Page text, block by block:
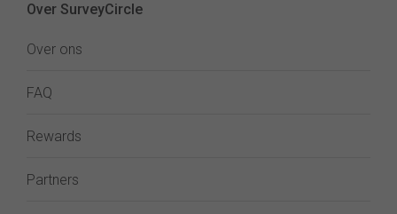
Over SurveyCircle
Over ons
FAQ
Rewards
Partners